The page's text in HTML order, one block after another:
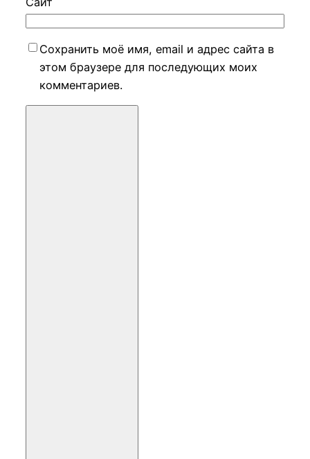
Сохранить моё имя, email и адрес сайта в
этом браузере для последующих моих
комментариев.